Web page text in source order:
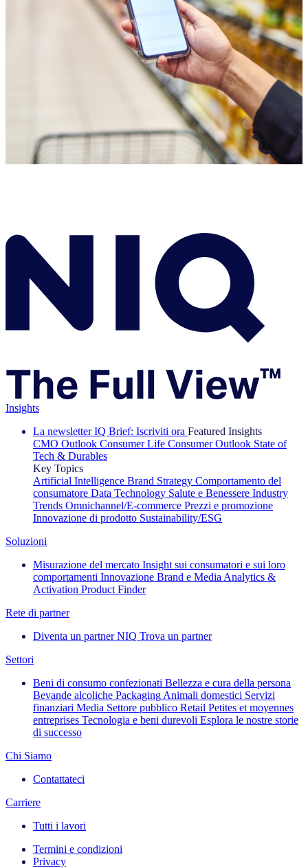
Insights
La newsletter IQ Brief: Iscriviti ora Featured Insights
CMO Outlook Consumer Life Consumer Outlook State of
Tech & Durables
Key Topics
Artificial Intelligence Brand Strategy Comportamento del
consumatore Data Technology Salute e Benessere Industry
Trends Omnichannel/E-commerce Prezzi e promozione
Innovazione di prodotto Sustainability/ESG
Soluzioni
Misurazione del mercato Insight sui consumatori e sui loro
comportamenti Innovazione Brand e Media Analytics &
Activation Product Finder
Rete di partner
Diventa un partner NIQ Trova un partner
Settori
Beni di consumo confezionati Bellezza e cura della persona
Bevande alcoliche Packaging Animali domestici Servizi
finanziari Media Settore pubblico Retail Petites et moyennes
entreprises Tecnologia e beni durevoli Esplora le nostre storie
di successo
Chi Siamo
Contattateci
Carriere
Tutti i lavori
Termini e condizioni
Privacy